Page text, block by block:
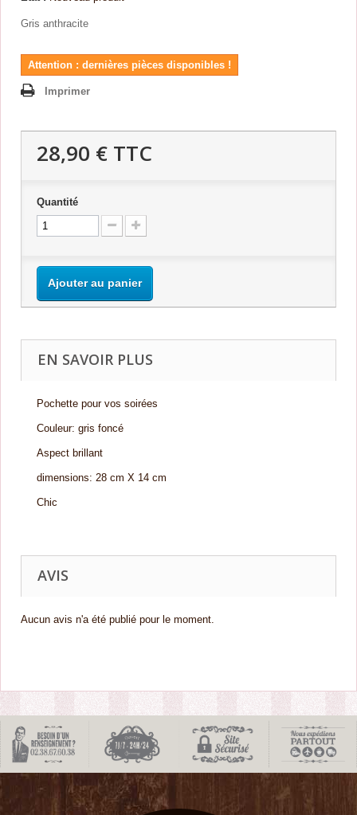
Gris anthracite
Attention : dernières pièces disponibles !
Imprimer
28,90 € TTC
Quantité
Ajouter au panier
EN SAVOIR PLUS
Pochette pour vos soirées
Couleur: gris foncé
Aspect brillant
dimensions: 28 cm X 14 cm
Chic
AVIS
Aucun avis n'a été publié pour le moment.